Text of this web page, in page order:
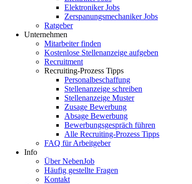
Elektroniker Jobs
Zerspanungsmechaniker Jobs
Ratgeber
Unternehmen
Mitarbeiter finden
Kostenlose Stellenanzeige aufgeben
Recruitment
Recruiting-Prozess Tipps
Personalbeschaffung
Stellenanzeige schreiben
Stellenanzeige Muster
Zusage Bewerbung
Absage Bewerbung
Bewerbungsgespräch führen
Alle Recruiting-Prozess Tipps
FAQ für Arbeitgeber
Info
Über NebenJob
Häufig gestellte Fragen
Kontakt